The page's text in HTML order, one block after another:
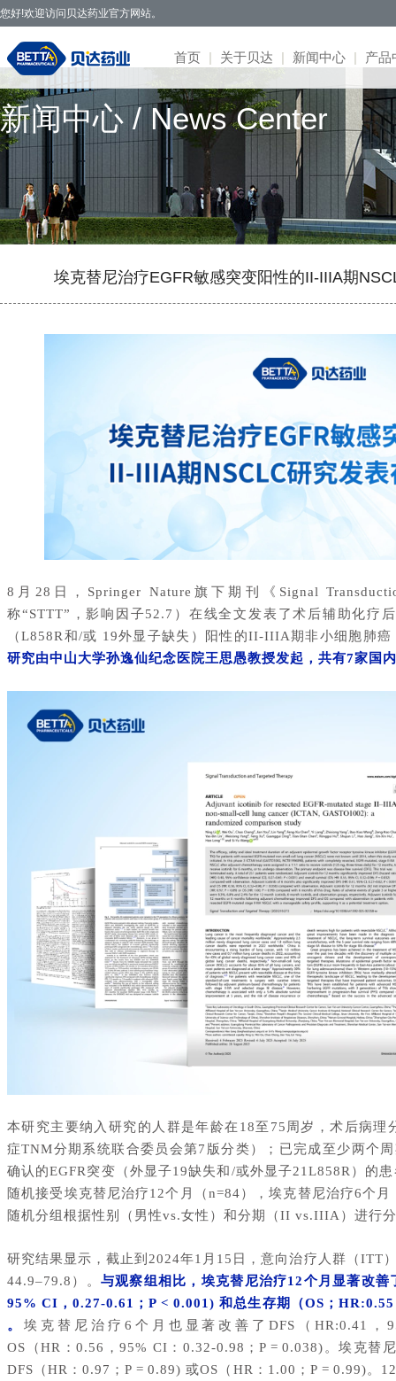
您好!欢迎访问贝达药业官方网站。
首页 | 关于贝达 | 新闻中心 | 产品
贝达药业秉承开拓创新、造福于民的发
展理念，致力于通过新药研发，努力实现创
新为民、科技惠民，做更多吃得起的好药，
· 公司简介
· 管理团队
· 历程荣誉
· 公司文化
· 公司新闻
· 两会专题
· 凯美纳
· 贝安汀
· 赛美纳
· 伏美纳
· 康美纳
· 奥福民
· 贝泽汀
· 研发体系
· 患者招募
· 战略合作
· 园区概况
· 明星项目
· 项目简介
· 公司公告
· 互动交流
· 社会招聘
· 联系方式
· 不良反应
新闻中心 / News Center
埃克替尼治疗EGFR敏感突变阳性的II-IIIA期
8月28日，Springer Nature旗下期刊《Signal
称“STTT”，影响因子52.7）在线全文发表了术后辅助化疗
（L858R和/或 19外显子缺失）阳性的II-IIIA期非小细胞肺
研究由中山大学孙逸仙纪念医院王思愚教授发起，共有7家国
本研究主要纳入研究的人群是年龄在18至75周岁，术后病
症TNM分期系统联合委员会第7版分类）；已完成至少两个
确认的EGFR突变（外显子19缺失和/或外显子21L858R）的
随机接受埃克替尼治疗12个月（n=84），埃克替尼治疗6个
随机分组根据性别（男性vs.女性）和分期（II vs.IIIA）进行
研究结果显示，截止到2024年1月15日，意向治疗人群（ITT
44.9–79.8）。 与观察组相比，埃克替尼治疗12个月显著改
95% CI，0.27-0.61；P < 0.001) 和总生存期（OS；
。 埃克替尼治疗6个月也显著改善了DFS（HR:0.41，
OS（HR：0.56，95% CI：0.32-0.98；P = 0.038)。埃克替
DFS（HR：0.97；P = 0.89) 或OS（HR：1.00；P = 0.99)。